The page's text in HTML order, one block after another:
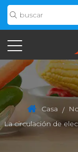
Casa /
La circulación de